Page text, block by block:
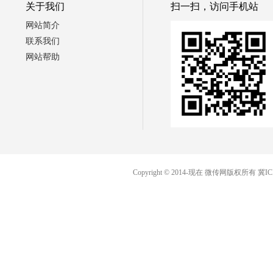
关于我们
网站简介
联系我们
网站帮助
扫一扫，访问手机站
Copyright © 2014-现在 微传网版权所有 冀